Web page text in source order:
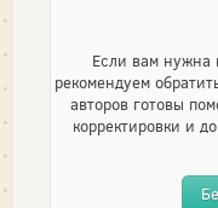
Если вам нужна
рекомендуем
авторов готовы
корректировки и